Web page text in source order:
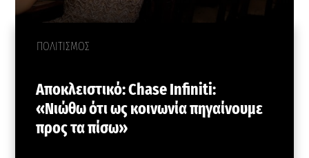
ΠΟΛΙΤΙΣΜΟΣ
Αποκλειστικό: Chase Infiniti:
«Νιώθω ότι ως κοινωνία πηγαίνουμε
προς τα πίσω»